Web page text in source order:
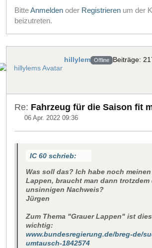
BitteAnmelden oder Registrieren um der
beizutreten.
hillylem Offline Beiträge:
Re: Fahrzeug für die Saison fit
06 Apr. 2022 09:36
IC 60 schrieb:
Was soll das? Ich habe noch
Lappen, braucht man dann trotzdem
unsinnigen Nachweis?
Jürgen
Zum Thema "Grauer Lappen" ist
wichtig:
www.bundesregierung.de/breg-de/
umtausch-1842574